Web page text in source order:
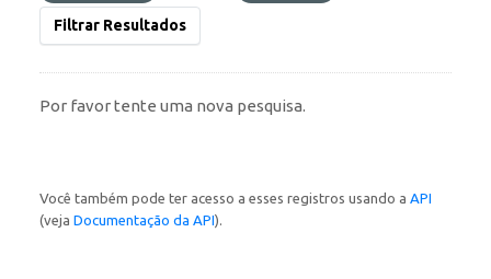
Filtrar Resultados
Por favor tente uma nova pesquisa.
Você também pode ter acesso a esses registros usando a API
(veja Documentação da API).